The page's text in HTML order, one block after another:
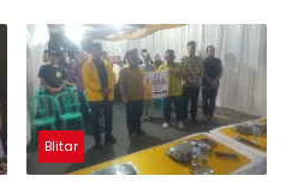
Blitar